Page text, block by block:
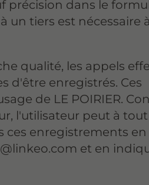
précision dans le
un tiers est nécessaire
qualité, les appels
d'être enregistrés. Ces
de LE POIRIER.
l'utilisateur peut à
ces enregistrements
et en